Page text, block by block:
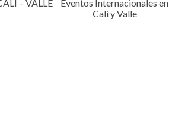
– VALLE
Eventos Internacionales en
Cali y Valle